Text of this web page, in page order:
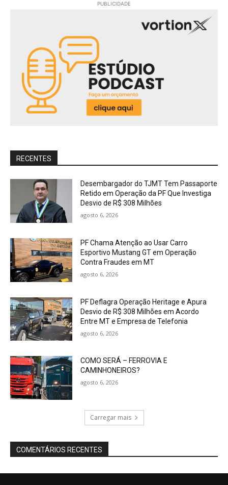
PUBLICIDADE
RECENTES
Desembargador do TJMT Tem Passaporte
Retido em Operação da PF Que Investiga
Desvio de R$ 308 Milhões
agosto 6, 2026
PF Chama Atenção ao Usar Carro
Esportivo Mustang GT em Operação
Contra Fraudes em MT
agosto 6, 2026
PF Deflagra Operação Heritage e Apura
Desvio de R$ 308 Milhões em Acordo
Entre MT e Empresa de Telefonia
agosto 6, 2026
COMO SERÁ – FERROVIA E
CAMINHONEIROS?
agosto 6, 2026
Carregar mais
COMENTÁRIOS RECENTES